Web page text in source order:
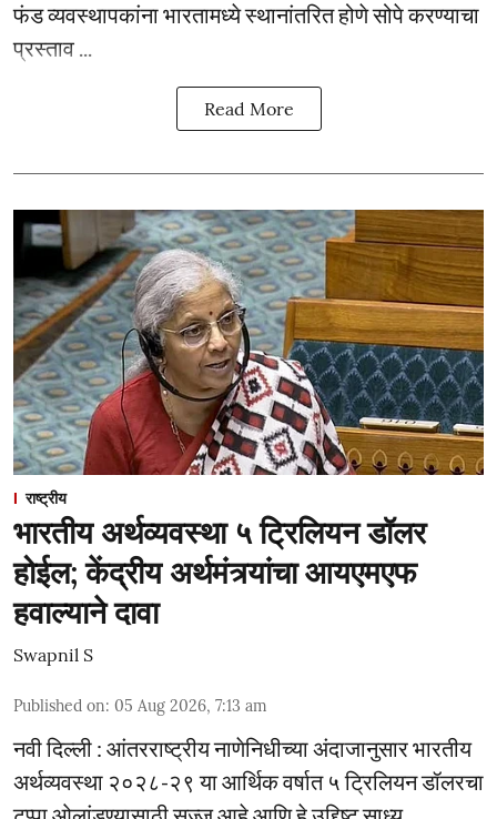
फंड व्यवस्थापकांना भारतामध्ये स्थानांतरित होणे सोपे करण्याचा
प्रस्ताव ...
Read More
राष्ट्रीय
भारतीय अर्थव्यवस्था ५ ट्रिलियन डॉलर
होईल; केंद्रीय अर्थमंत्र्यांचा आयएमएफ
हवाल्याने दावा
Swapnil S
Published on: 05 Aug 2026, 7:13 am
नवी दिल्ली : आंतरराष्ट्रीय नाणेनिधीच्या अंदाजानुसार भारतीय
अर्थव्यवस्था २०२८-२९ या आर्थिक वर्षात ५ ट्रिलियन डॉलरचा